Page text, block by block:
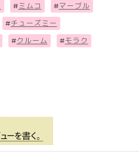
# ミムコ #マーブル
#チューズミー
#クルーム #モラク